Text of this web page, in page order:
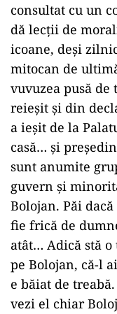
consultat cu un
dă lecții de
icoane, deși
mitocan de
vuvuzea pusă de
reieșit și din
a ieșit de la
casă… și
sunt anumite
guvern și
Bolojan. Păi
fie frică de
atât… Adică stă
pe Bolojan, că-l
e băiat de
vezi el chiar